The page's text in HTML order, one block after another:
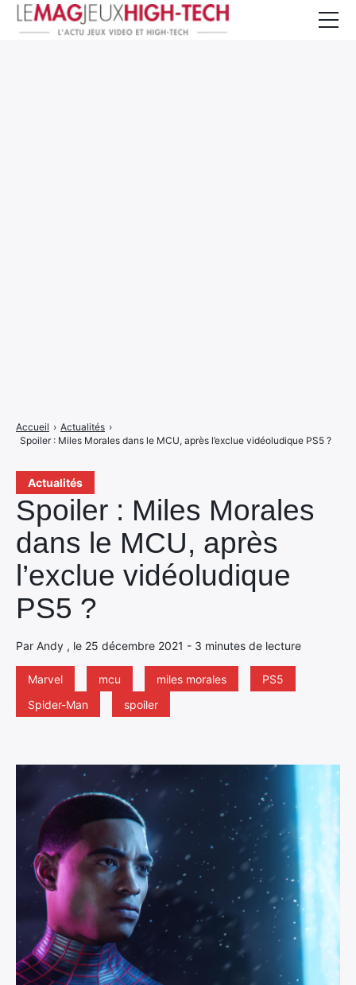
Actualités
Spoiler : Miles Morales
dans le MCU, après
l’exclue vidéoludique
PS5 ?
Par Andy , le 25 décembre 2021 - 3 minutes de lecture
Marvel mcu miles morales
PS5
Spider-Man
spoiler
Accueil › Actualités ›
Spoiler : Miles Morales dans le MCU, après l’exclue vidéoludique PS5 ?